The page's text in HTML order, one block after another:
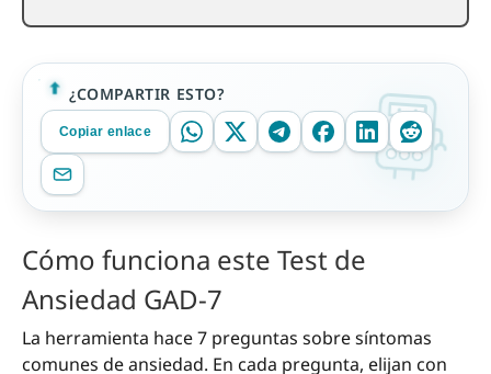
¿COMPARTIR ESTO?
Copiar enlace
Cómo funciona este Test de
Ansiedad GAD-7
La herramienta hace 7 preguntas sobre síntomas
comunes de ansiedad. En cada pregunta, elijan con